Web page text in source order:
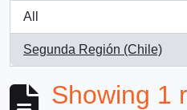
All
Segunda Región (Chile)
, 1 results
Showing 1